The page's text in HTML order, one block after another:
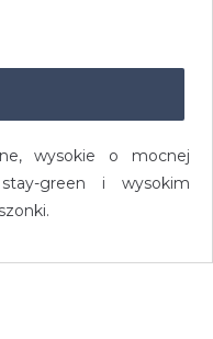
wysokie o mocnej
green i wysokim